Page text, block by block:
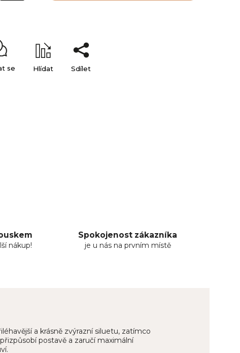
se Hlídat Sdílet
nákup!
Spokojenost zákazníka
je u nás na prvním místě
a krásně zvýrazní siluetu, zatímco
postavě a zaručí maximální